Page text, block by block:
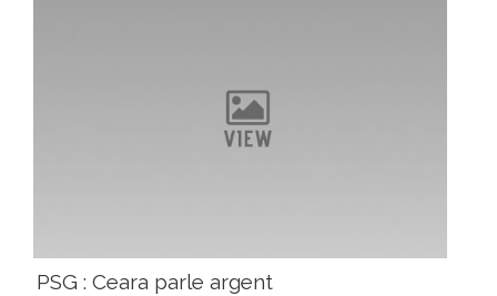
PSG : Ceara parle argent